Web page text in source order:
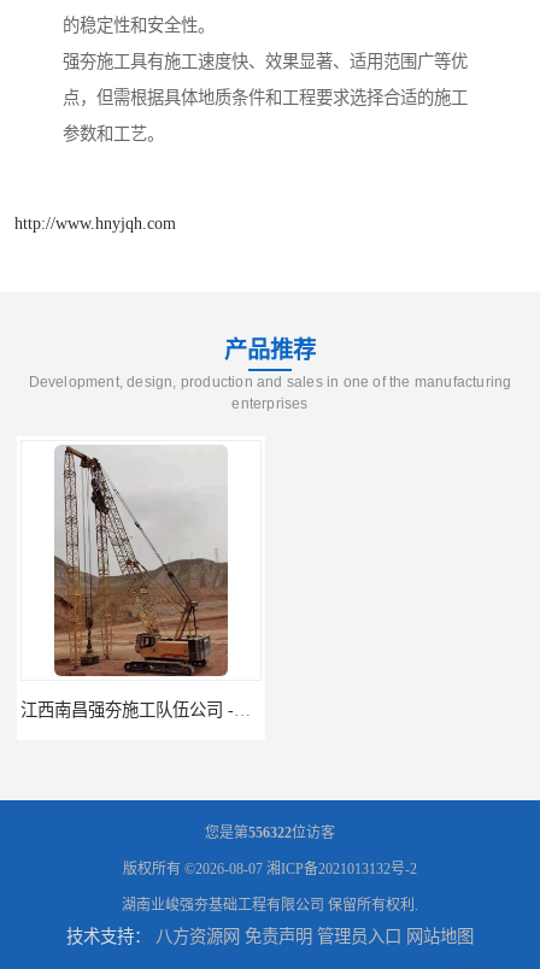
的稳定性和安全性。
强夯施工具有施工速度快、效果显著、适用范围广等优
点，但需根据具体地质条件和工程要求选择合适的施工
参数和工艺。
http://www.hnyjqh.com
产品推荐
Development, design, production and sales in one of the manufacturing
enterprises
江西南昌强夯施工队伍公司 -湖南业峻强夯基础工程
您是第556322位访客
版权所有 ©2026-08-07 湘ICP备2021013132号-2
湖南业峻强夯基础工程有限公司 保留所有权利.
技术支持： 八方资源网 免责声明 管理员入口 网站地图